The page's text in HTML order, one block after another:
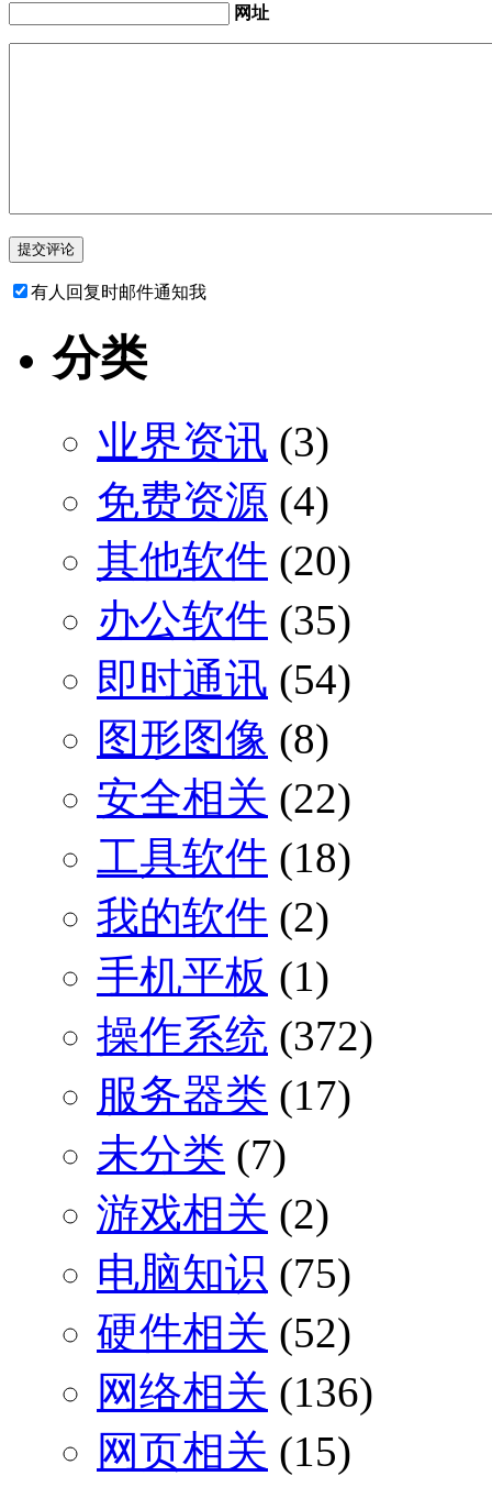
网址
有人回复时邮件通知我
分类
业界资讯 (3)
免费资源 (4)
其他软件 (20)
办公软件 (35)
即时通讯 (54)
图形图像 (8)
安全相关 (22)
工具软件 (18)
我的软件 (2)
手机平板 (1)
操作系统 (372)
服务器类 (17)
未分类 (7)
游戏相关 (2)
电脑知识 (75)
硬件相关 (52)
网络相关 (136)
网页相关 (15)